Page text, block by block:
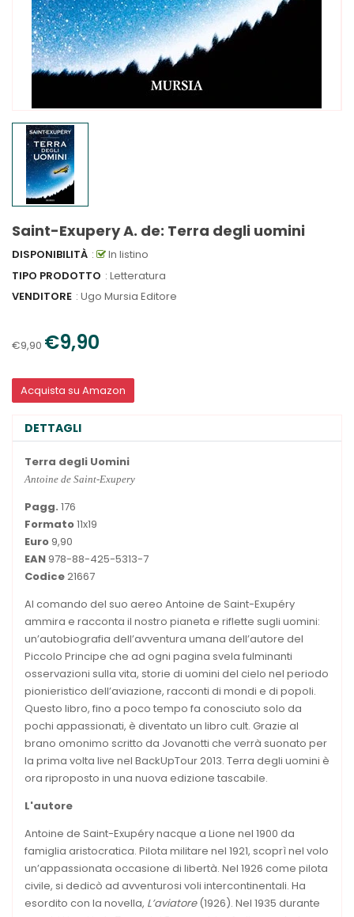
Saint-Exupery A. de: Terra degli uomini
DISPONIBILITÀ :
In listino
TIPO PRODOTTO : Letteratura
VENDITORE : Ugo Mursia Editore
€9,90 €9,90
Acquista su Amazon
DETTAGLI
Terra degli Uomini
Antoine de Saint-Exupery
Pagg. 176
Formato11x19
Euro 9,90
EAN 978-88-425-5313-7
Codice21667
Al comando del suo aereo Antoine de Saint-Exupéry
ammira e racconta il nostro pianeta e riflette sugli uomini:
un’autobiografia dell’avventura umana dell’autore del
Piccolo Principe che ad ogni pagina svela fulminanti
osservazioni sulla vita, storie di uomini del cielo nel periodo
pionieristico dell’aviazione, racconti di mondi e di popoli.
Questo libro, fino a poco tempo fa conosciuto solo da
pochi appassionati, è diventato un libro cult. Grazie al
brano omonimo scritto da Jovanotti che verrà suonato per
la prima volta live nel BackUpTour 2013. Terra degli uomini è
ora riproposto in una nuova edizione tascabile.
L'autore
Antoine de Saint-Exupéry nacque a Lione nel 1900 da
famiglia aristocratica. Pilota militare nel 1921, scoprì nel volo
un’appassionata occasione di libertà. Nel 1926 come pilota
civile, si dedicò ad avventurosi voli intercontinentali. Ha
esordito con la novella, L’aviatore(1926). Nel 1935 durante